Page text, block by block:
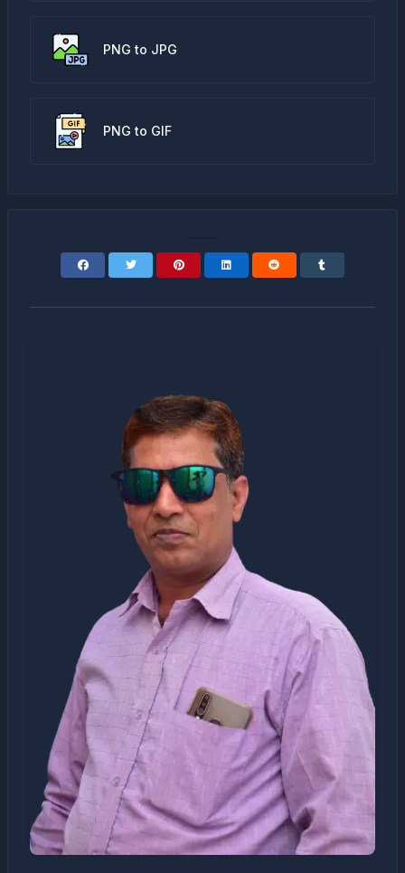
PNG to JPG
PNG to GIF